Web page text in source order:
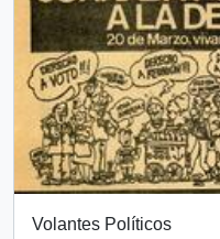
Volantes Políticos